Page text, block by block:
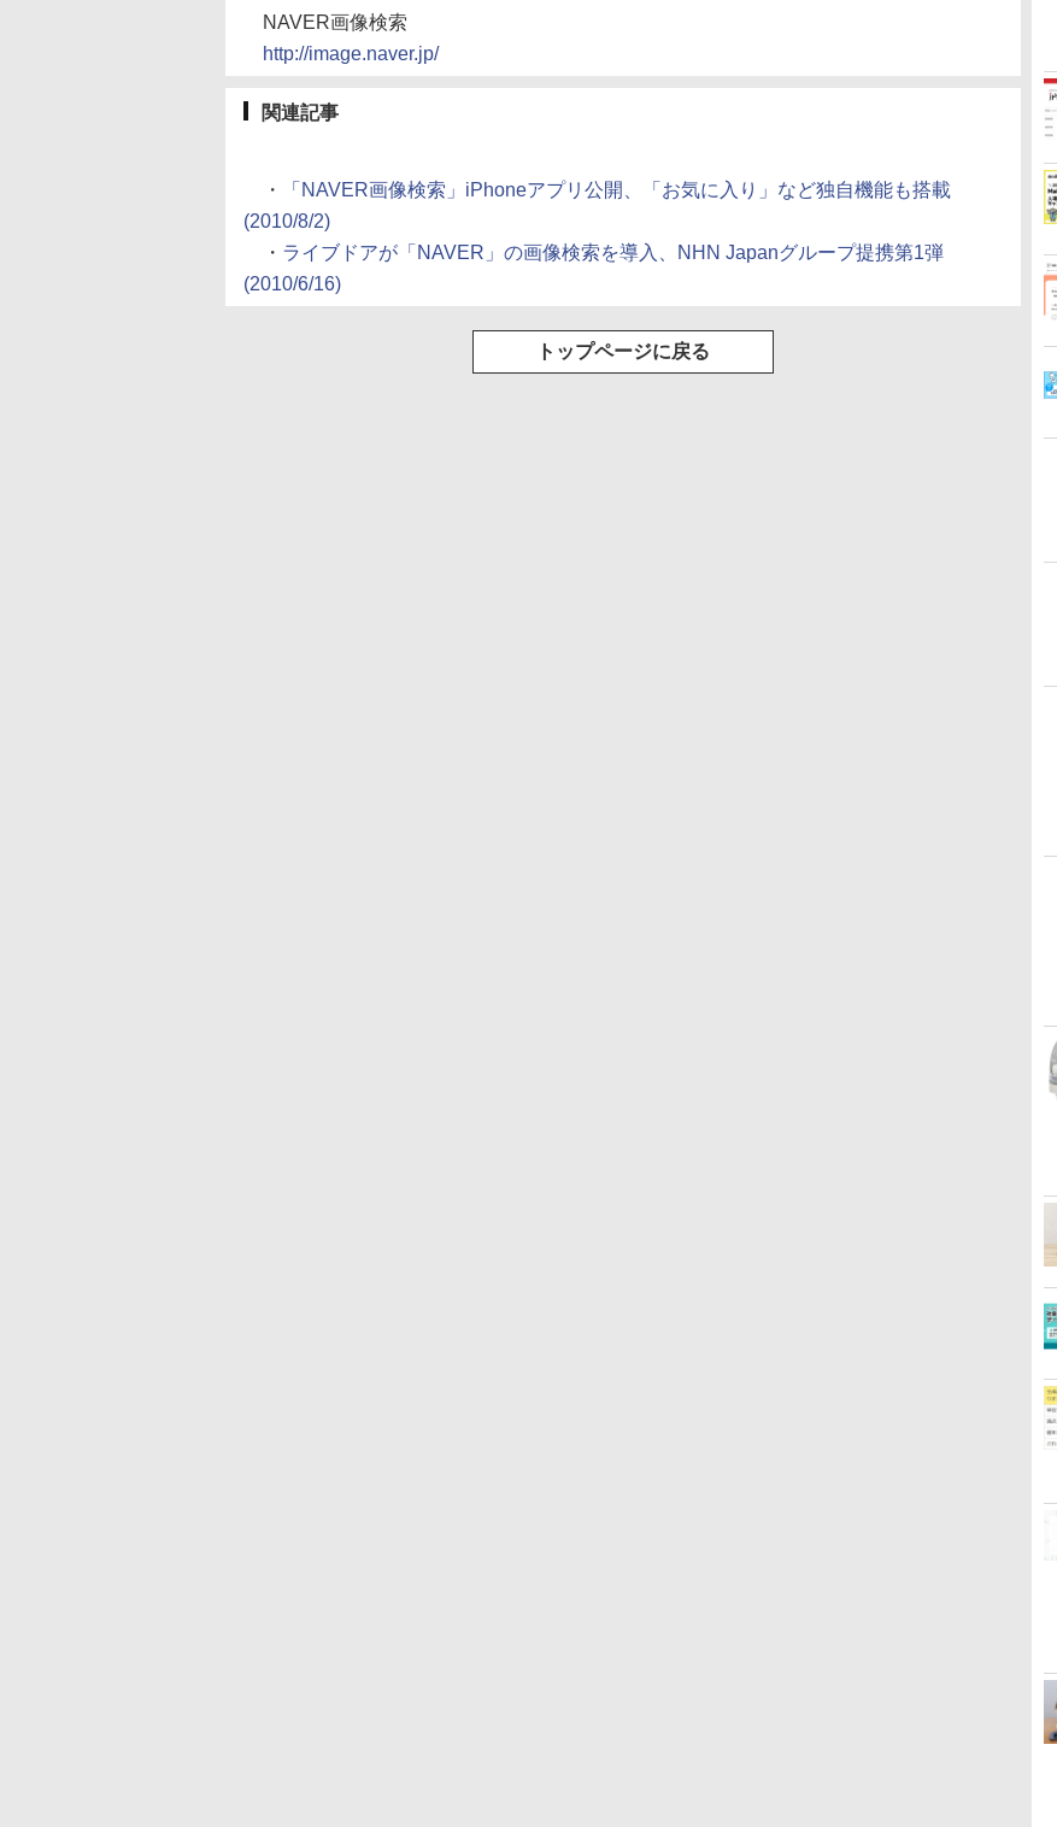
NAVER画像検索
http://image.naver.jp/
関連記事
・
「NAVER画像検索」iPhoneアプリ公開、「お気に入り」など独自機能も搭載
(2010/8/2)
・ ライブドアが「NAVER」の画像検索を導入、NHN Japanグループ提携第1弾
(2010/6/16)
トップページに戻る